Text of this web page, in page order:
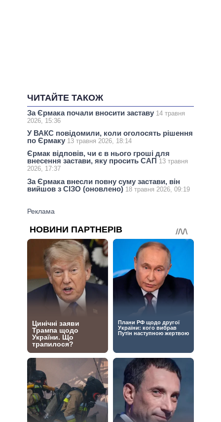
ЧИТАЙТЕ ТАКОЖ
За Єрмака почали вносити заставу 14 травня
2026, 15:36
У ВАКС повідомили, коли оголосять рішення
по Єрмаку 13 травня 2026, 18:14
Єрмак відповів, чи є в нього гроші для
внесення застави, яку просить САП 13 травня
2026, 17:37
За Єрмака внесли повну суму застави, він
вийшов з СІЗО (оновлено) 18 травня 2026, 09:19